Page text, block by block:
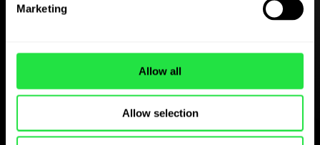
Marketing
Allow all
Allow selection
la aplicación ZEN.COM
y regístrese en pocos
minutos.
Cambiar en la aplicación